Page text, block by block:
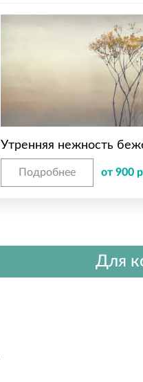
Утренняя нежность
Подробнее от 900
Для